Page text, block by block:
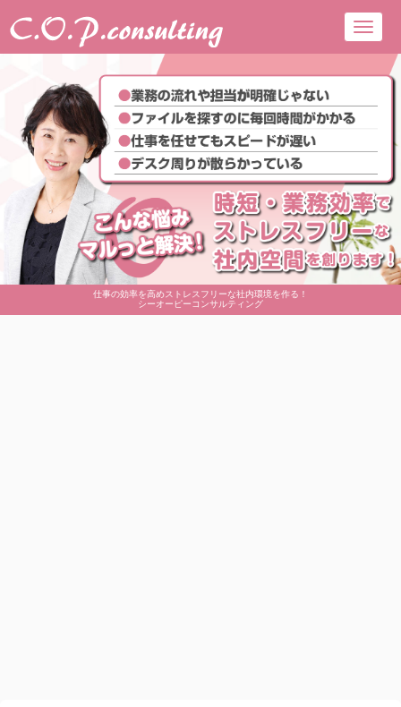
仕事の効率を高めストレスフリーな社内環境を作る！
シーオーピーコンサルティング